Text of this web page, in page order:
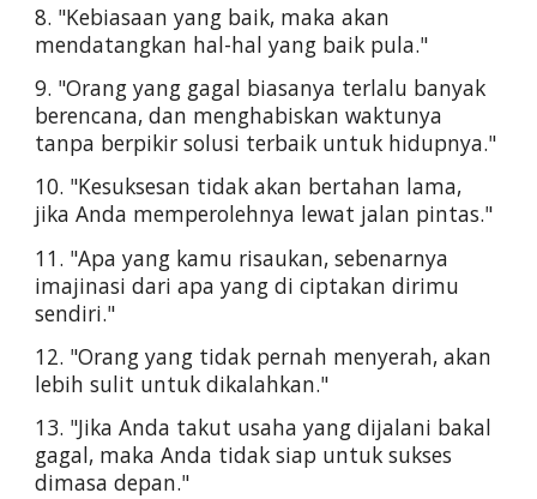
8. "Kebiasaan yang baik, maka akan
mendatangkan hal-hal yang baik pula."
9. "Orang yang gagal biasanya terlalu banyak
berencana, dan menghabiskan waktunya
tanpa berpikir solusi terbaik untuk hidupnya."
10. "Kesuksesan tidak akan bertahan lama,
jika Anda memperolehnya lewat jalan pintas."
11. "Apa yang kamu risaukan, sebenarnya
imajinasi dari apa yang di ciptakan dirimu
sendiri."
12. "Orang yang tidak pernah menyerah, akan
lebih sulit untuk dikalahkan."
13. "Jika Anda takut usaha yang dijalani bakal
gagal, maka Anda tidak siap untuk sukses
dimasa depan."